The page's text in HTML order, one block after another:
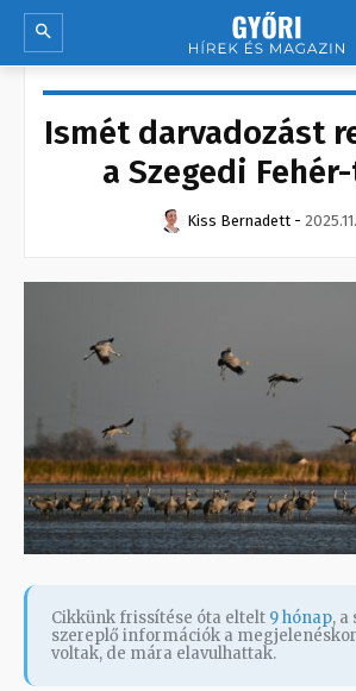
Ismét darvadozást
a Szegedi
Kiss Bernadett -
Cikkünk frissítése óta eltelt 9 hónap, a
szereplő információk a
voltak, de mára elavulhattak.